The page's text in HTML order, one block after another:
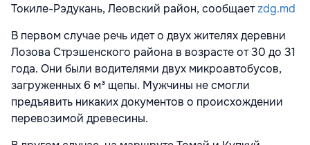
Токиле-Рэдукань, Леовский район, сообщаетzdg.md
В первом случае речь идет о двух жителях деревни
Лозова Стрэшенского района в возрасте от 30 до 31
года. Они были водителями двух микроавтобусов,
загруженных 6 м³ щепы. Мужчины не смогли
предъявить никаких документов о происхождении
перевозимой древесины.